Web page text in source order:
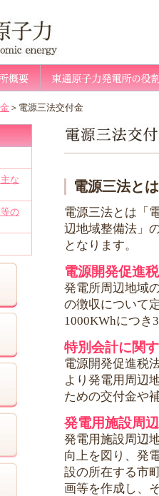
＞電源三法交付金
な
の
電源三法とは
電源三法とは「
辺地域整備法」
となります。
電源開発促進
発電所周辺地域
の徴収について
1000KWhにつき
特別会計に関
電源開発促進税
より発電用周辺
ための交付金や
発電用施設周
発電用施設周辺
向上を図り、発
設の所在する市
画等を作成し、